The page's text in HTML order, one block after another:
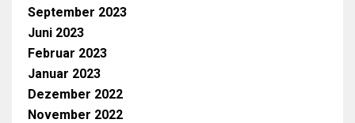
September 2023
Juni 2023
Februar 2023
Januar 2023
Dezember 2022
November 2022